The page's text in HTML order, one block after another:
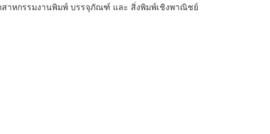
สาหกรรมงานพิมพ์ บรรจุภัณฑ์ และ สิ่งพิมพ์เชิงพาณิชย์